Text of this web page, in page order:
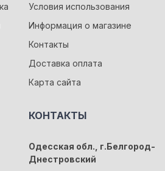
Условия использования
Информация о магазине
Контакты
Доставка оплата
Карта сайта
КОНТАКТЫ
Одесская обл., г.Белгород-
Днестровский